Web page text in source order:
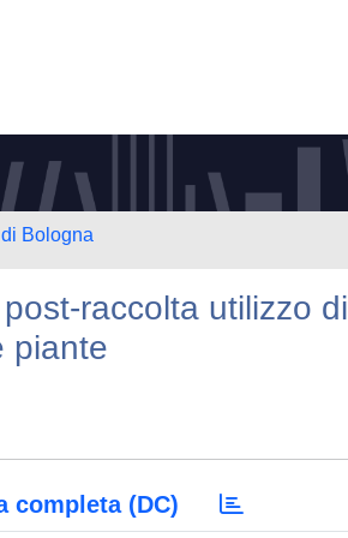
Bologna
raccolta utilizzo di
piante
completa (DC)